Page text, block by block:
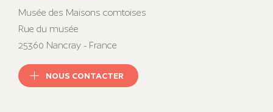
Musée des Maisons comtoises
Rue du musée
25360 Nancray - France
NOUS CONTACTER